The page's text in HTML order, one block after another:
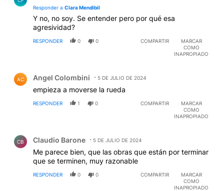
Responder a Clara Mendibil
Y no, no soy. Se entender pero por qué esa
agresividad?
RESPONDER 0 0 COMPARTIR
MARCAR
COMO
INAPROPIADO
AC Angel Colombini 5 DE JULIO DE 2024
empieza a moverse la rueda
RESPONDER 1 0 COMPARTIR
MARCAR
COMO
INAPROPIADO
CB Claudio Barone 5 DE JULIO DE 2024
Me parece bien, que las obras que están por terminar
que se terminen, muy razonable
RESPONDER 0 0 COMPARTIR
MARCAR
COMO
INAPROPIADO